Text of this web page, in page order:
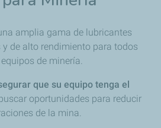
amplia gama de lubricantes
de alto rendimiento para todos
de minería.
que su equipo tenga el
oportunidades para reducir
de la mina.